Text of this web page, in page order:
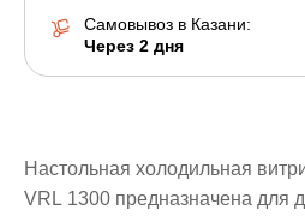
Самовывоз в Казани:
Через 2 дня
Настольная холодильная
VRL 1300 предназначена для